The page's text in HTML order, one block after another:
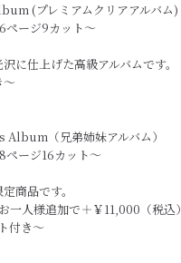
(プレミアムクリアアルバム)
ページ9カット～
に仕上げた高級アルバムです。
（兄弟姉妹アルバム）
ページ16カット～
商品です。
一人様追加で＋￥11,000（税込）
付き～